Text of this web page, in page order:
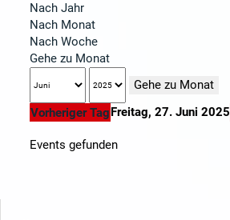
Nach Jahr
Nach Monat
Nach Woche
Gehe zu Monat
Gehe zu Monat
Vorheriger Tag Freitag, 27. Juni 2025
Events gefunden